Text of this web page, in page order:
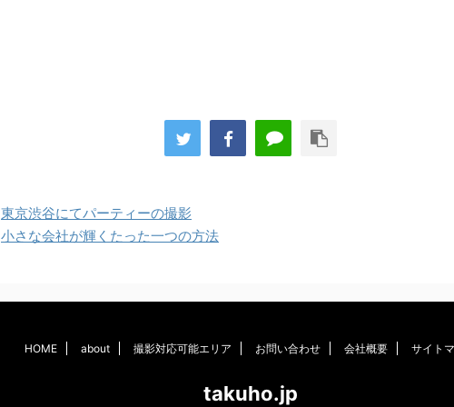
東京渋谷にてパーティーの撮影
小さな会社が輝くたった一つの方法
HOME about 撮影対応可能エリア お問い合わせ 会社概要 サイト
takuho.jp